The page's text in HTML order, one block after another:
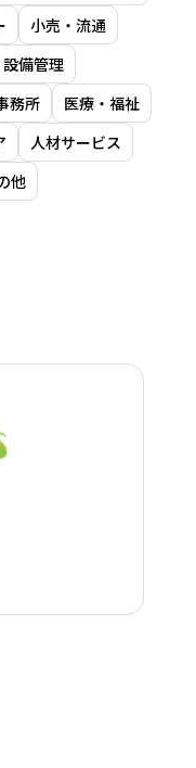
小売・流通
設備管理
務所
医療・福祉
人材サービス
他